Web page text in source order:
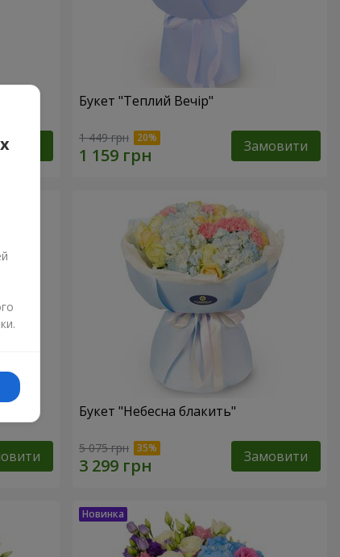
Букет "Теплий Вечір"
1 449 грн Замовити
Букет "Небесна блакить"
5 075 грн Замовити